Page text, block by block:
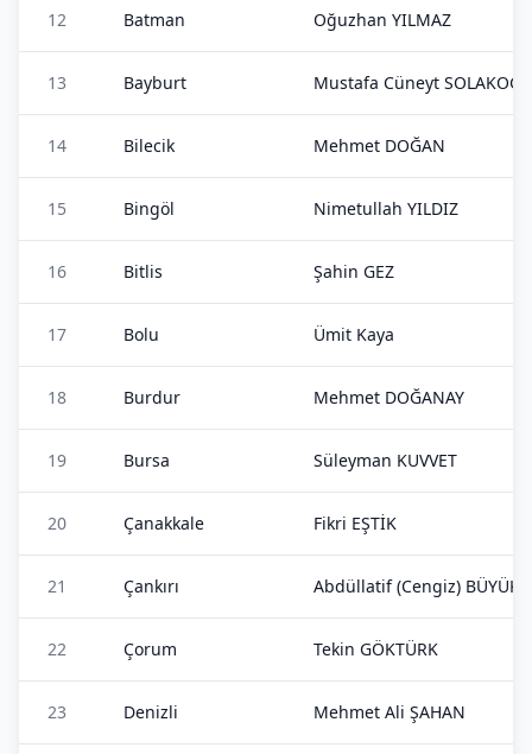
12 Batman Oğuzhan YILMAZ
13 Bayburt Mustafa Cüneyt
14 Bilecik Mehmet DOĞAN
15 Bingöl Nimetullah YILDIZ
16 Bitlis Şahin GEZ
17 Bolu Ümit Kaya
18 Burdur Mehmet DOĞANAY
19 Bursa Süleyman KUVVET
20 Çanakkale Fikri EŞTİK
21 Çankırı Abdüllatif (Cengiz)
22 Çorum Tekin GÖKTÜRK
23 Denizli Mehmet Ali ŞAHAN